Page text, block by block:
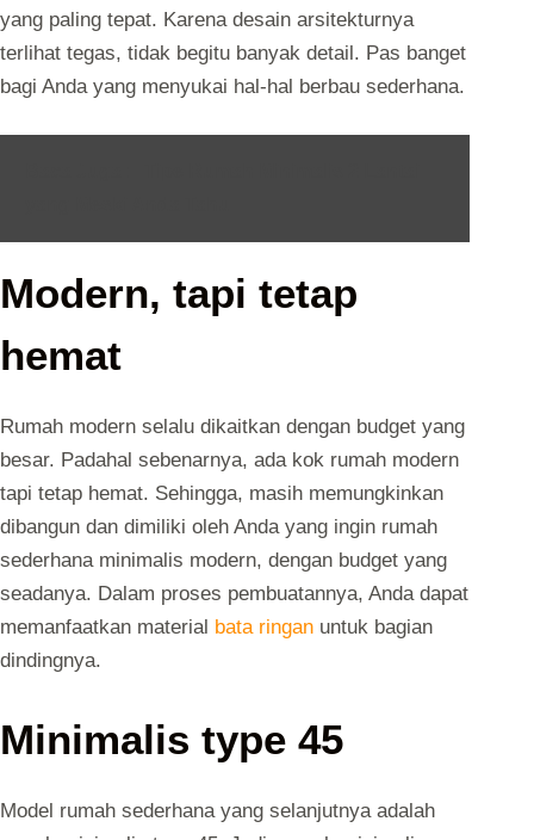
yang paling tepat. Karena desain arsitekturnya
terlihat tegas, tidak begitu banyak detail. Pas banget
bagi Anda yang menyukai hal-hal berbau sederhana.
Modern, tapi tetap
hemat
Rumah modern selalu dikaitkan dengan budget yang
besar. Padahal sebenarnya, ada kok rumah modern
tapi tetap hemat. Sehingga, masih memungkinkan
dibangun dan dimiliki oleh Anda yang ingin rumah
sederhana minimalis modern, dengan budget yang
seadanya. Dalam proses pembuatannya, Anda dapat
memanfaatkan material bata ringan untuk bagian
dindingnya.
Minimalis type 45
Model rumah sederhana yang selanjutnya adalah